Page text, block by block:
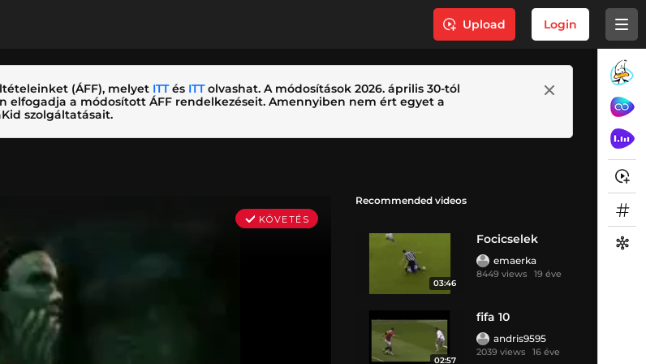
Upload Login
(ÁFF), melyet ITTés ITTolvashat. A módosítások 2026. április 30-tól
elfogadja a módosított ÁFF rendelkezéseit. Amennyiben nem ért egyet a
szolgáltatásait.
Recommended videos
03:46
Focicselek
emaerka
8449 views 19 éve
02:57
fifa 10
andris9595
2039 views 16 éve